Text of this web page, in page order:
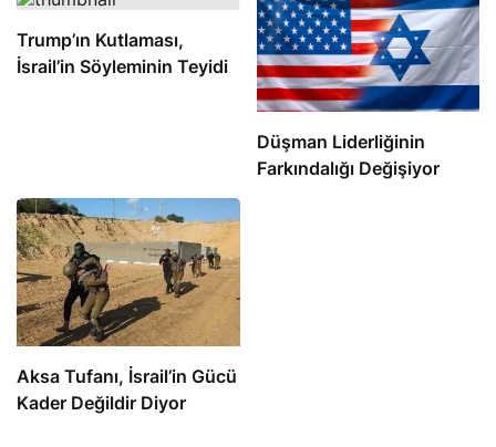
Trump’ın Kutlaması,
İsrail’in Söyleminin Teyidi
Düşman Liderliğinin
Farkındalığı Değişiyor
Aksa Tufanı, İsrail’in Gücü
Kader Değildir Diyor